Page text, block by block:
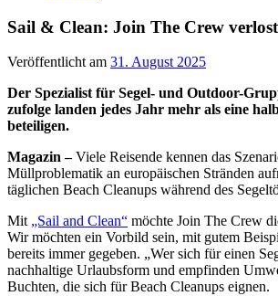
Sail & Clean: Join The Crew
Veröffentlicht am 31. August 2025
Der Spezialist für Segel- und Outdoor-
zufolge landen jedes Jahr mehr als eine
beteiligen.
Magazin –Viele Reisende kennen das
Müllproblematik an europäischen Stränden
täglichen Beach Cleanups während des
Mit „Sail and Clean“ möchte Join The Crew
Wir möchten ein Vorbild sein, mit gutem
bereits immer gegeben. „Wer sich für einen
nachhaltige Urlaubsform und empfinden
Buchten, die sich für Beach Cleanups eignen.